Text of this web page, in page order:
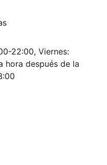
22:00, Viernes:
hora después de la